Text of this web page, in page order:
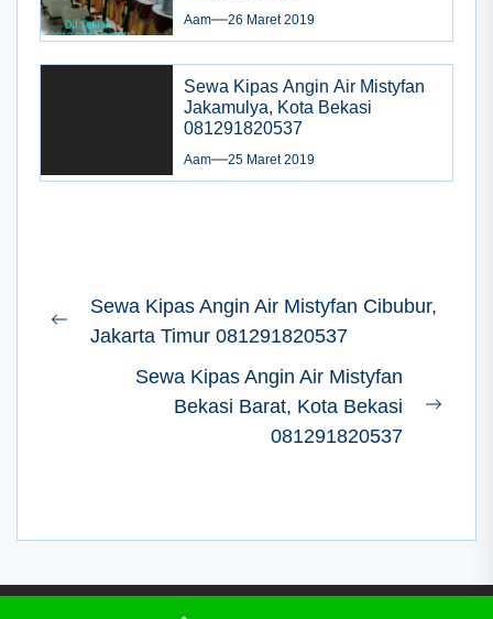
Aam 26 Maret 2019
Sewa Kipas Angin Air Mistyfan
Jakamulya, Kota Bekasi
081291820537
Aam 25 Maret 2019
Navigasi
pos
Previous
Sewa Kipas Angin Air Mistyfan Cibubur,
Jakarta Timur 081291820537
Sewa Kipas Angin Air Mistyfan
Bekasi Barat, Kota Bekasi
081291820537